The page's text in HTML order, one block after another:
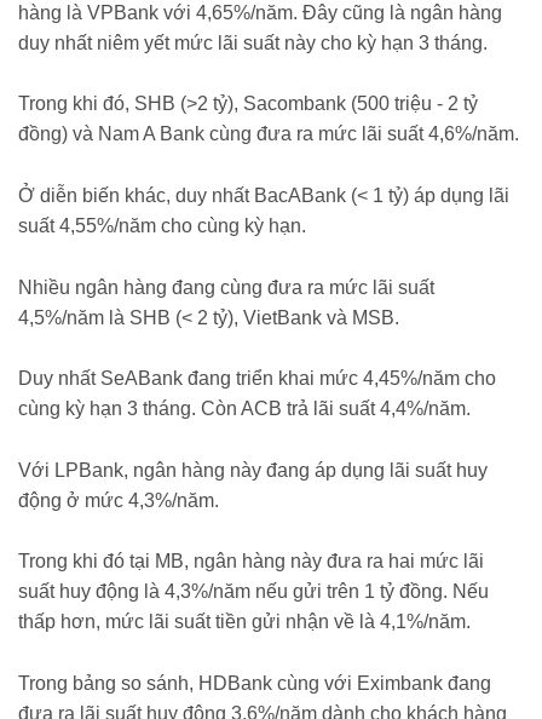
hàng là VPBank với 4,65%/năm. Đây cũng là ngân hàng
duy nhất niêm yết mức lãi suất này cho kỳ hạn 3 tháng.
Trong khi đó, SHB (>2 tỷ), Sacombank (500 triệu - 2 tỷ
đồng) và Nam A Bank cùng đưa ra mức lãi suất 4,6%/năm.
Ở diễn biến khác, duy nhất BacABank (< 1 tỷ) áp dụng lãi
suất 4,55%/năm cho cùng kỳ hạn.
Nhiều ngân hàng đang cùng đưa ra mức lãi suất
4,5%/năm là SHB (< 2 tỷ), VietBank và MSB.
Duy nhất SeABank đang triển khai mức 4,45%/năm cho
cùng kỳ hạn 3 tháng. Còn ACB trả lãi suất 4,4%/năm.
Với LPBank, ngân hàng này đang áp dụng lãi suất huy
động ở mức 4,3%/năm.
Trong khi đó tại MB, ngân hàng này đưa ra hai mức lãi
suất huy động là 4,3%/năm nếu gửi trên 1 tỷ đồng. Nếu
thấp hơn, mức lãi suất tiền gửi nhận về là 4,1%/năm.
Trong bảng so sánh, HDBank cùng với Eximbank đang
đưa ra lãi suất huy động 3,6%/năm dành cho khách hàng